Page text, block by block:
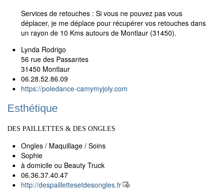
Services de retouches : Si vous ne pouvez pas vous
déplacer, je me déplace pour récupérer vos retouches dans
un rayon de 10 Kms autours de Montlaur (31450).
Lynda Rodrigo
56 rue des Passantes
31450 Montlaur
06.28.52.86.09
https://poledance-camymyjoly.com
Esthétique
DES PAILLETTES & DES ONGLES
Ongles / Maquillage / Soins
Sophie
à domicile ou Beauty Truck
06.36.37.40.47
http://despaillettesetdesongles.fr